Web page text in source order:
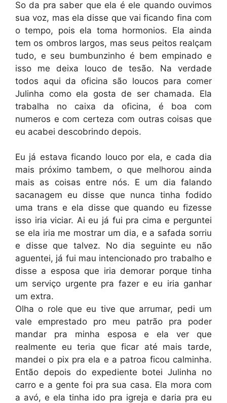
So da pra saber que ela é ele quando ouvimos
sua voz, mas ela disse que vai ficando fina com
o tempo, pois ela toma hormonios. Ela ainda
tem os ombros largos, mas seus peitos realçam
tudo, e seu bumbunzinho é bem empinado e
isso me deixa louco de tesão. Na verdade
todos aqui da oficina são loucos para comer
Julinha como ela gosta de ser chamada. Ela
trabalha no caixa da oficina, é boa com
numeros e com certeza com outras coisas que
eu acabei descobrindo depois.
Eu já estava ficando louco por ela, e cada dia
mais próximo tambem, o que melhorou ainda
mais as coisas entre nós. E um dia falando
sacanagem eu disse que nunca tinha fodido
uma trans e ela disse que quando eu fizesse
isso iria viciar. Ai eu já fui pra cima e perguntei
se ela iria me mostrar um dia, e a safada sorriu
e disse que talvez. No dia seguinte eu não
aguentei, já fui mau intencionado pro trabalho e
disse a esposa que iria demorar porque tinha
um serviço urgente pra fazer e eu iria ganhar
um extra.
Olha o role que eu tive que arrumar, pedi um
vale emprestado pro meu patrão pra poder
mandar pra minha esposa e ela ver que
realmente eu teria que ficar até mais tarde,
mandei o pix pra ela e a patroa ficou calminha.
Então depois do expediente botei Julinha no
carro e a gente foi pra sua casa. Ela mora com
a avó, e ela tinha ido pra igreja e daria pra eu